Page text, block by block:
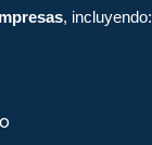
, incluyendo: